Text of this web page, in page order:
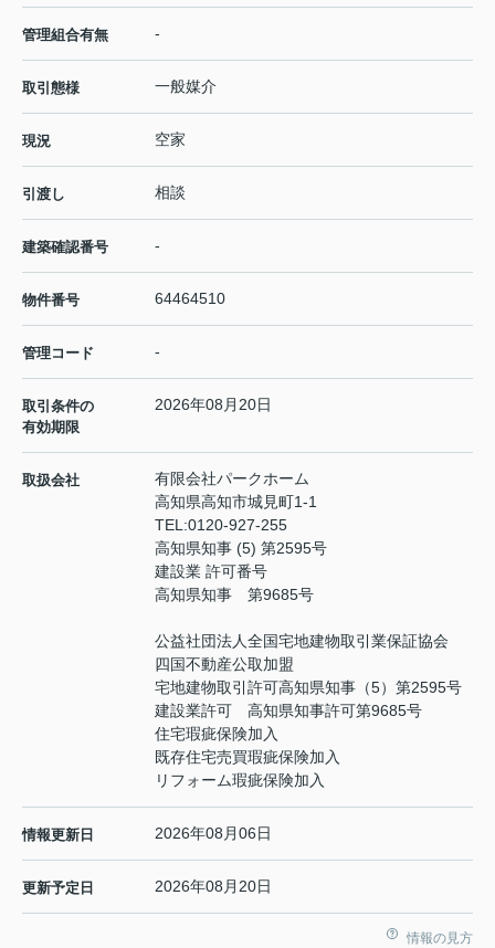
管理組合有無 -
取引態様 一般媒介
現況 空家
引渡し 相談
建築確認番号 -
物件番号 64464510
管理コード -
取引条件の
有効期限
2026年08月20日
取扱会社
有限会社パークホーム
高知県高知市城見町1-1
TEL:0120-927-255
高知県知事 (5) 第2595号
建設業 許可番号
高知県知事 第9685号
公益社団法人全国宅地建物取引業保証協会
四国不動産公取加盟
宅地建物取引許可高知県知事（5）第2595号
建設業許可 高知県知事許可第9685号
住宅瑕疵保険加入
既存住宅売買瑕疵保険加入
リフォーム瑕疵保険加入
情報更新日 2026年08月06日
更新予定日 2026年08月20日
情報の見方